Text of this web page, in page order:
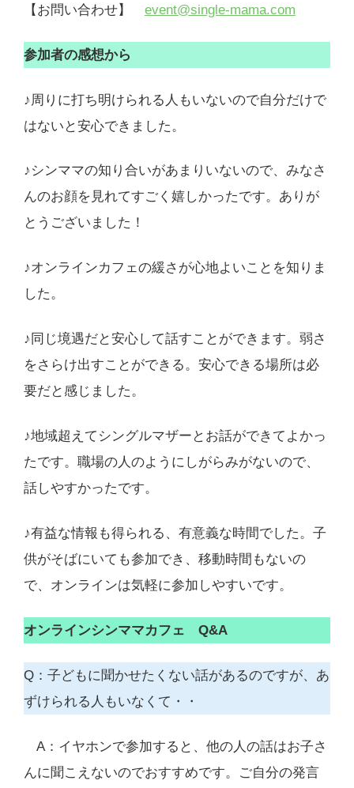
【お問い合わせ】 event@single-mama.com
参加者の感想から
♪周りに打ち明けられる人もいないので自分だけで
はないと安心できました。
♪シンママの知り合いがあまりいないので、みなさ
んのお顔を見れてすごく嬉しかったです。ありが
とうございました！
♪オンラインカフェの緩さが心地よいことを知りま
した。
♪同じ境遇だと安心して話すことができます。弱さ
をさらけ出すことができる。安心できる場所は必
要だと感じました。
♪地域超えてシングルマザーとお話ができてよかっ
たです。職場の人のようにしがらみがないので、
話しやすかったです。
♪有益な情報も得られる、有意義な時間でした。子
供がそばにいても参加でき、移動時間もないの
で、オンラインは気軽に参加しやすいです。
オンラインシンママカフェ Q&A
Q：子どもに聞かせたくない話があるのですが、あ
ずけられる人もいなくて・・
A：イヤホンで参加すると、他の人の話はお子さ
んに聞こえないのでおすすめです。ご自分の発言